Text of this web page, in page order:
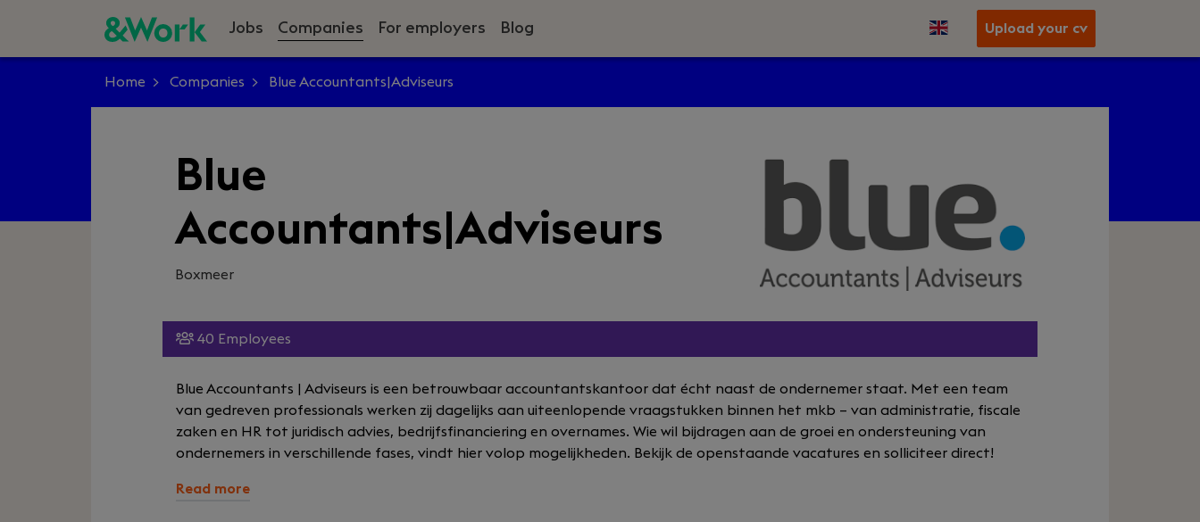
Jobs Companies For employers Blog Upload your cv
Home Companies Blue Accountants|Adviseurs
Blue
Accountants|Adviseurs
Boxmeer
40 Employees
Blue Accountants | Adviseurs is een betrouwbaar accountantskantoor dat écht naast de ondernemer staat. Met een team
van gedreven professionals werken zij dagelijks aan uiteenlopende vraagstukken binnen het mkb – van administratie, fiscale
zaken en HR tot juridisch advies, bedrijfsfinanciering en overnames. Wie wil bijdragen aan de groei en ondersteuning van
ondernemers in verschillende fases, vindt hier volop mogelijkheden. Bekijk de openstaande vacatures en solliciteer direct!
Read more